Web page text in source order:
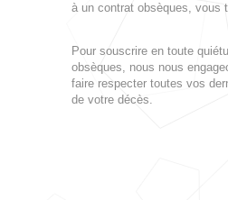
à un contrat obsèques, vous
Pour souscrire en toute
obsèques, nous nous
faire respecter toutes vos
de votre décès.